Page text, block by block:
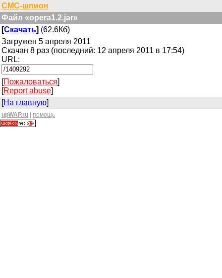
СМС-шпион
Файл «opera1.2.jar»
[Скачать] (62.6Кб)
Загружен 5 апреля 2011
Скачан 8 раз (последний: 12 апреля 2011 в 17:54)
URL:
[Пожаловаться]
[Report abuse]
[На главную]
upWAP.ru помощь